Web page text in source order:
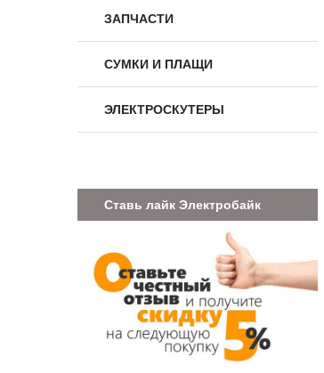
ЗАПЧАСТИ
СУМКИ И ПЛАЩИ
ЭЛЕКТРОСКУТЕРЫ
Ставь лайк Электробайк